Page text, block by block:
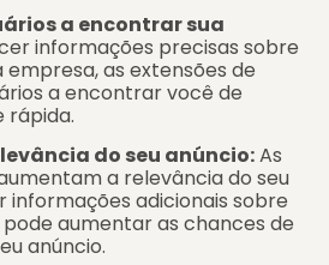
a encontrar sua
informações precisas sobre
empresa, as extensões de
a encontrar você de
rápida.
do seu anúncio:As
a relevância do seu
informações adicionais sobre
aumentar as chances de
anúncio.